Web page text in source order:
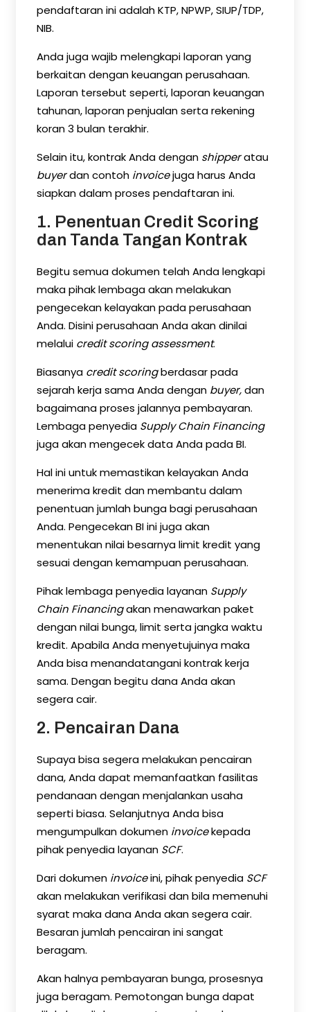
pendaftaran ini adalah KTP, NPWP, SIUP/TDP,
NIB.
Anda juga wajib melengkapi laporan yang
berkaitan dengan keuangan perusahaan.
Laporan tersebut seperti, laporan keuangan
tahunan, laporan penjualan serta rekening
koran 3 bulan terakhir.
Selain itu, kontrak Anda dengan shipperatau
buyerdan contoh invoicejuga harus Anda
siapkan dalam proses pendaftaran ini.
1. Penentuan Credit Scoring
dan Tanda Tangan Kontrak
Begitu semua dokumen telah Anda lengkapi
maka pihak lembaga akan melakukan
pengecekan kelayakan pada perusahaan
Anda. Disini perusahaan Anda akan dinilai
melalui credit scoring assessment.
Biasanya credit scoringberdasar pada
sejarah kerja sama Anda dengan buyer,dan
bagaimana proses jalannya pembayaran.
Lembaga penyedia Supply Chain Financing
juga akan mengecek data Anda pada BI.
Hal ini untuk memastikan kelayakan Anda
menerima kredit dan membantu dalam
penentuan jumlah bunga bagi perusahaan
Anda. Pengecekan BI ini juga akan
menentukan nilai besarnya limit kredit yang
sesuai dengan kemampuan perusahaan.
Pihak lembaga penyedia layanan Supply
Chain Financingakan menawarkan paket
dengan nilai bunga, limit serta jangka waktu
kredit. Apabila Anda menyetujuinya maka
Anda bisa menandatangani kontrak kerja
sama. Dengan begitu dana Anda akan
segera cair.
2. Pencairan Dana
Supaya bisa segera melakukan pencairan
dana, Anda dapat memanfaatkan fasilitas
pendanaan dengan menjalankan usaha
seperti biasa. Selanjutnya Anda bisa
mengumpulkan dokumen invoicekepada
pihak penyedia layanan SCF.
Dari dokumen invoiceini, pihak penyedia SCF
akan melakukan verifikasi dan bila memenuhi
syarat maka dana Anda akan segera cair.
Besaran jumlah pencairan ini sangat
beragam.
Akan halnya pembayaran bunga, prosesnya
juga beragam. Pemotongan bunga dapat